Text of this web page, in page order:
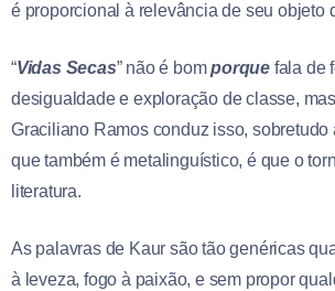
é proporcional à relevância de seu objeto
“Vidas Secas” não é bomporque fala de
desigualdade e exploração de classe,
Graciliano Ramos conduz isso, sobretudo
que também é metalinguístico, é que o
literatura.
As palavras de Kaur são tão genéricas
à leveza, fogo à paixão, e sem propor